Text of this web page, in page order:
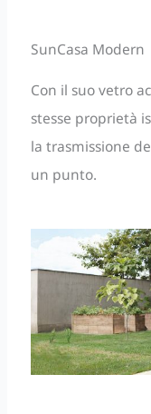
SunCasa Modern
Con il suo vetro
stesse proprietà
la trasmissione
un punto.